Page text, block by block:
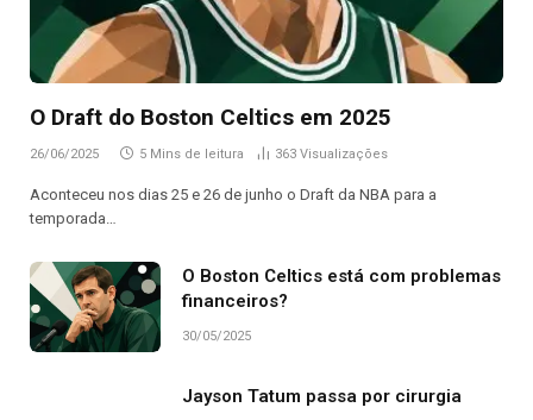
O Draft do Boston Celtics em 2025
26/06/2025 5 Mins de leitura 363 Visualizações
Aconteceu nos dias 25 e 26 de junho o Draft da NBA para a
temporada…
O Boston Celtics está com problemas
financeiros?
30/05/2025
Jayson Tatum passa por cirurgia